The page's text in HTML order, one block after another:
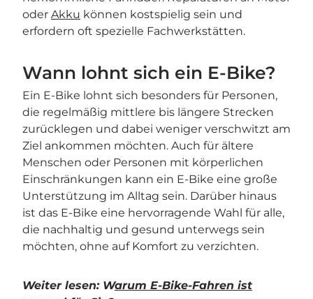
oder Akku können kostspielig sein und
erfordern oft spezielle Fachwerkstätten.
Wann lohnt sich ein E-Bike?
Ein E-Bike lohnt sich besonders für Personen,
die regelmäßig mittlere bis längere Strecken
zurücklegen und dabei weniger verschwitzt am
Ziel ankommen möchten. Auch für ältere
Menschen oder Personen mit körperlichen
Einschränkungen kann ein E-Bike eine große
Unterstützung im Alltag sein. Darüber hinaus
ist das E-Bike eine hervorragende Wahl für alle,
die nachhaltig und gesund unterwegs sein
möchten, ohne auf Komfort zu verzichten.
Weiter lesen: Warum E-Bike-Fahren ist